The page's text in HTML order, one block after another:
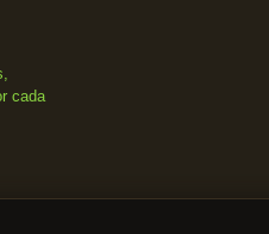
cada